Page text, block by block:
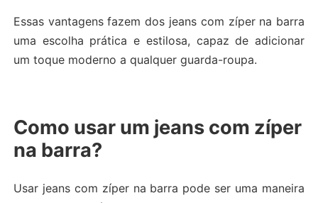
Essas vantagens fazem dos jeans com zíper na barra
uma escolha prática e estilosa, capaz de adicionar
um toque moderno a qualquer guarda-roupa.
Como usar um jeans com zíper
na barra?
Usar jeans com zíper na barra pode ser uma maneira